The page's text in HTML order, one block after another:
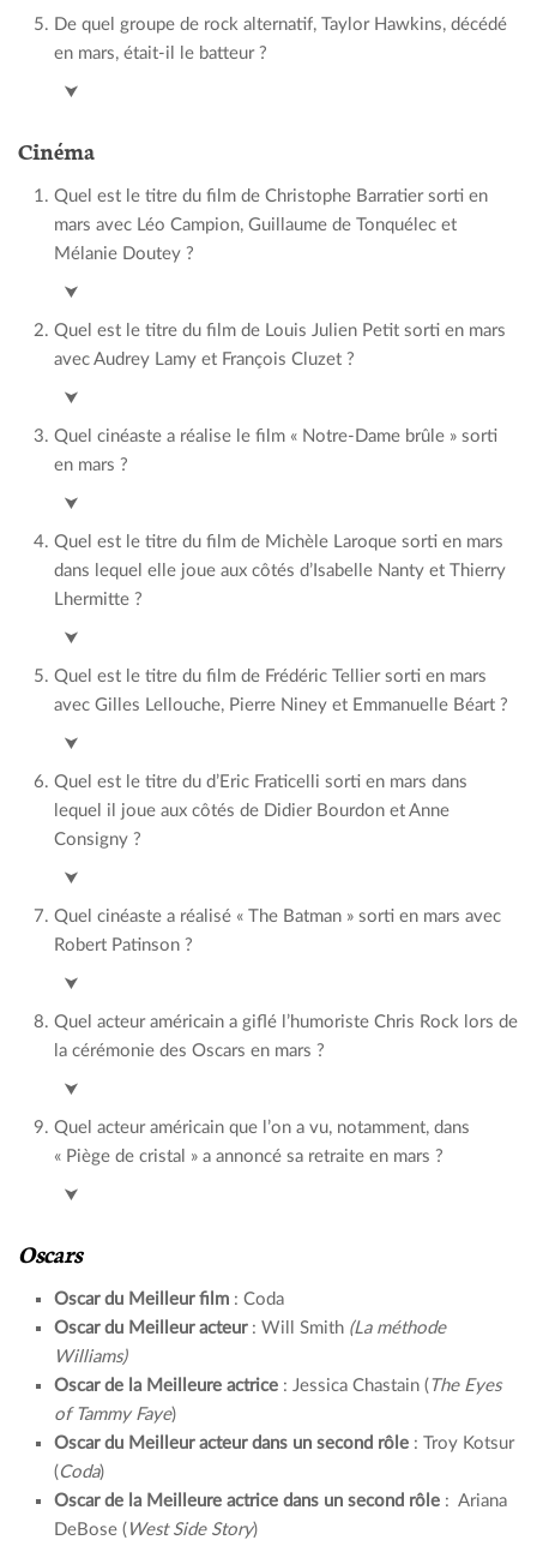
De quel groupe de rock alternatif, Taylor Hawkins, décédé
en mars, était-il le batteur ?
Foo Fighters
⮟
Cinéma
Quel est le titre du film de Christophe Barratier sorti en
mars avec Léo Campion, Guillaume de Tonquélec et
Mélanie Doutey ?
Le temps des secrets
⮟
Quel est le titre du film de Louis Julien Petit sorti en mars
avec Audrey Lamy et François Cluzet ?
La Brigade
⮟
Quel cinéaste a réalise le film « Notre-Dame brûle » sorti
en mars ?
Jean-Jacques Annaud
⮟
Quel est le titre du film de Michèle Laroque sorti en mars
dans lequel elle joue aux côtés d’Isabelle Nanty et Thierry
Lhermitte ?
Alors on danse
⮟
Quel est le titre du film de Frédéric Tellier sorti en mars
avec Gilles Lellouche, Pierre Niney et Emmanuelle Béart ?
Goliath
⮟
Quel est le titre du d’Eric Fraticelli sorti en mars dans
lequel il joue aux côtés de Didier Bourdon et Anne
Consigny ?
Permis de construire
⮟
Quel cinéaste a réalisé « The Batman » sorti en mars avec
Robert Patinson ?
Matt Reeves
⮟
Quel acteur américain a giflé l’humoriste Chris Rock lors de
la cérémonie des Oscars en mars ?
Will Smith
⮟
Quel acteur américain que l’on a vu, notamment, dans
« Piège de cristal » a annoncé sa retraite en mars ?
Bruce Willis
⮟
Oscars
Oscar du Meilleur film : Coda
Oscar du Meilleur acteur: Will Smith (La méthode
Williams)
Oscar de la Meilleure actrice : Jessica Chastain ( The Eyes
of Tammy Faye)
Oscar du Meilleur acteur dans un second rôle : Troy Kotsur
( Coda)
Oscar de la Meilleure actrice dans un second rôle : Ariana
DeBose ( West Side Story)